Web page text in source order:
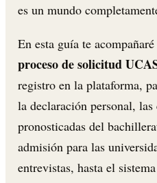
es un mundo
En esta guía te
proceso de solicitud
registro en la plataforma,
la declaración personal,
pronosticadas del
admisión para las
entrevistas, hasta el